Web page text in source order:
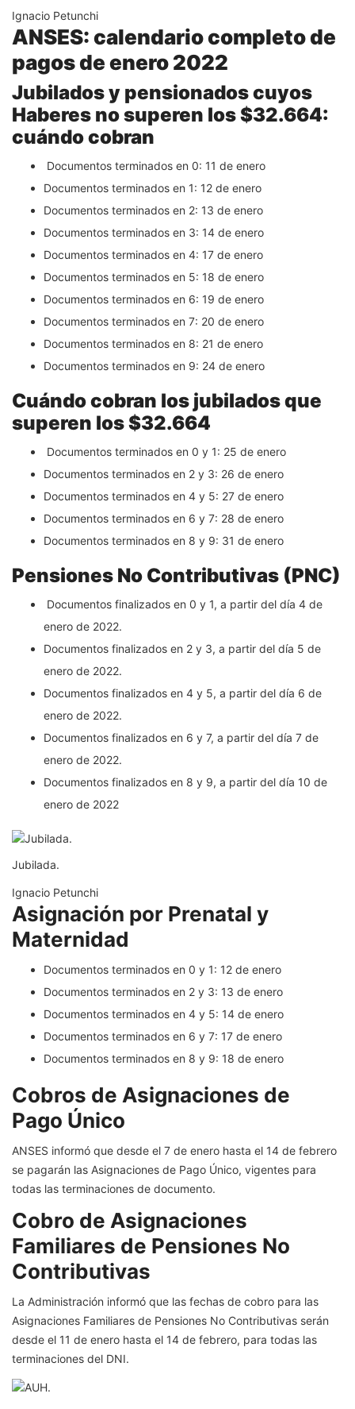
Ignacio Petunchi
ANSES: calendario completo de
pagos de enero 2022
Jubilados y pensionados cuyos
Haberes no superen los $32.664:
cuándo cobran
Documentos terminados en 0: 11 de enero
Documentos terminados en 1: 12 de enero
Documentos terminados en 2: 13 de enero
Documentos terminados en 3: 14 de enero
Documentos terminados en 4: 17 de enero
Documentos terminados en 5: 18 de enero
Documentos terminados en 6: 19 de enero
Documentos terminados en 7: 20 de enero
Documentos terminados en 8: 21 de enero
Documentos terminados en 9: 24 de enero
Cuándo cobran los jubilados que
superen los $32.664
Documentos terminados en 0 y 1: 25 de enero
Documentos terminados en 2 y 3: 26 de enero
Documentos terminados en 4 y 5: 27 de enero
Documentos terminados en 6 y 7: 28 de enero
Documentos terminados en 8 y 9: 31 de enero
Pensiones No Contributivas (PNC)
Documentos finalizados en 0 y 1, a partir del día 4 de
enero de 2022.
Documentos finalizados en 2 y 3, a partir del día 5 de
enero de 2022.
Documentos finalizados en 4 y 5, a partir del día 6 de
enero de 2022.
Documentos finalizados en 6 y 7, a partir del día 7 de
enero de 2022.
Documentos finalizados en 8 y 9, a partir del día 10 de
enero de 2022
Jubilada.
Ignacio Petunchi
Asignación por Prenatal y
Maternidad
Documentos terminados en 0 y 1: 12 de enero
Documentos terminados en 2 y 3: 13 de enero
Documentos terminados en 4 y 5: 14 de enero
Documentos terminados en 6 y 7: 17 de enero
Documentos terminados en 8 y 9: 18 de enero
Cobros de Asignaciones de
Pago Único
ANSES informó que desde el 7 de enero hasta el 14 de febrero
se pagarán las Asignaciones de Pago Único, vigentes para
todas las terminaciones de documento.
Cobro de Asignaciones
Familiares de Pensiones No
Contributivas
La Administración informó que las fechas de cobro para las
Asignaciones Familiares de Pensiones No Contributivas serán
desde el 11 de enero hasta el 14 de febrero, para todas las
terminaciones del DNI.